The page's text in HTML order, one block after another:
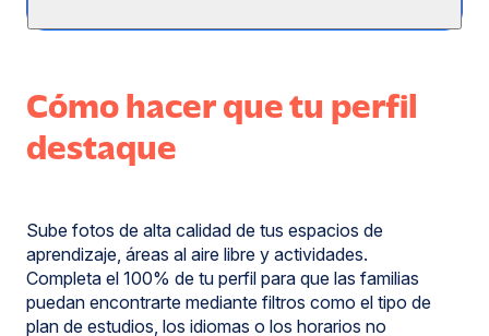
Cómo hacer que tu perfil
destaque
Sube fotos de alta calidad de tus espacios de
aprendizaje, áreas al aire libre y actividades.
Completa el 100% de tu perfil para que las familias
puedan encontrarte mediante filtros como el tipo de
plan de estudios, los idiomas o los horarios no